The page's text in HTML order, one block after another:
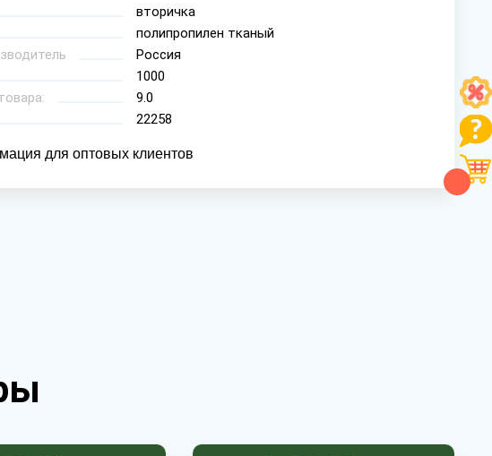
вторичка
полипропилен тканый
Россия
1000
9.0
22258
для оптовых клиентов